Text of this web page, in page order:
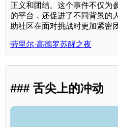
正义和团结。这个事件不仅为
的平台，还促进了不同背景的
助社区在面对挑战时更加紧密
劳里尔·高德罗苏醒之夜
### 舌尖上的冲动